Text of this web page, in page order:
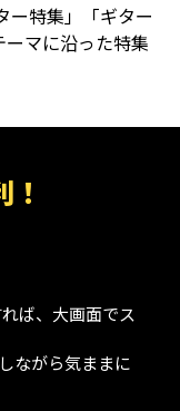
ー特集」「ギター
マに沿った特集
ば、大画面でス
ながら気ままに